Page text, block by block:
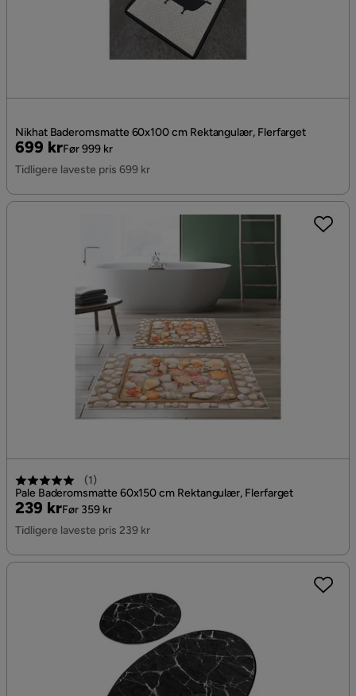
Nikhat Baderomsmatte 60x100 cm Rektangulær, Flerfarget
Pris
699 kr
Original
Pris
Før 999 kr
Tidligere laveste pris 699 kr
(1)
Pale Baderomsmatte 60x150 cm Rektangulær, Flerfarget
Pris
239 kr
Original
Pris
Før 359 kr
Tidligere laveste pris 239 kr